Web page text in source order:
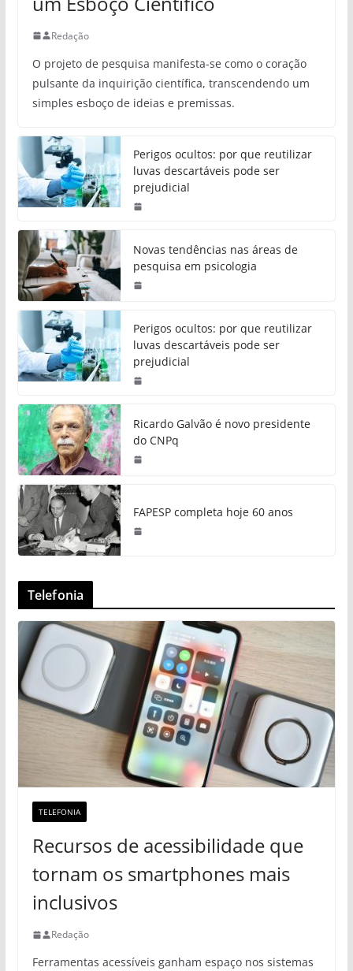
Redação
O projeto de pesquisa manifesta-se como o coração
pulsante da inquirição científica, transcendendo um
simples esboço de ideias e premissas.
Perigos ocultos: por que reutilizar
luvas descartáveis pode ser
prejudicial
Novas tendências nas áreas de
pesquisa em psicologia
Perigos ocultos: por que reutilizar
luvas descartáveis pode ser
prejudicial
Ricardo Galvão é novo presidente
do CNPq
FAPESP completa hoje 60 anos
Telefonia
TELEFONIA
Recursos de acessibilidade que
tornam os smartphones mais
inclusivos
Redação
Ferramentas acessíveis ganham espaço nos sistemas